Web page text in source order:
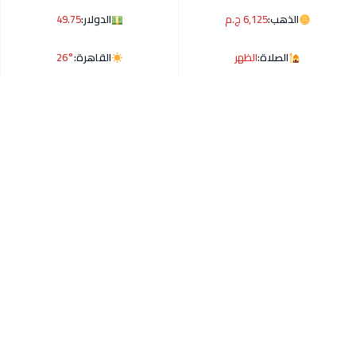
الذهب:6,125 ج.م الدولار:49.75
الصلاة:الظهر القاهرة:26°